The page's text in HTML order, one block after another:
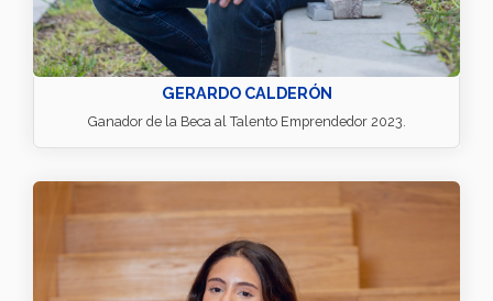
GERARDO CALDERÓN
Ganador de la Beca al Talento Emprendedor 2023.